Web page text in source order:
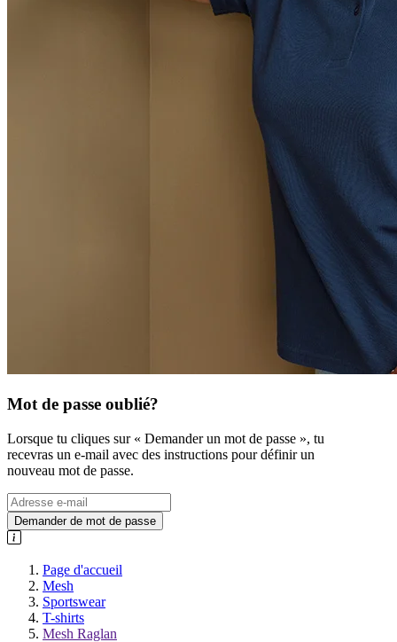
Mot de passe oublié?
Lorsque tu cliques sur « Demander un mot de passe », tu
recevras un e-mail avec des instructions pour définir un
nouveau mot de passe.
Demander de mot de passe
Page d'accueil
Mesh
Sportswear
T-shirts
Mesh Raglan